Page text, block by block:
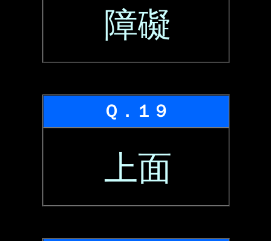
障礙
Ｑ．１９
上面